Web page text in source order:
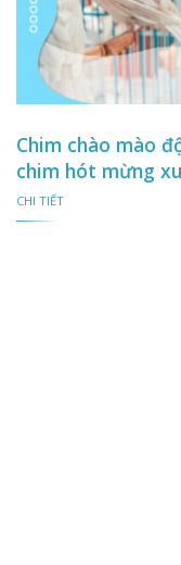
Chim chào mào
chim hót mừng
CHI TIẾT